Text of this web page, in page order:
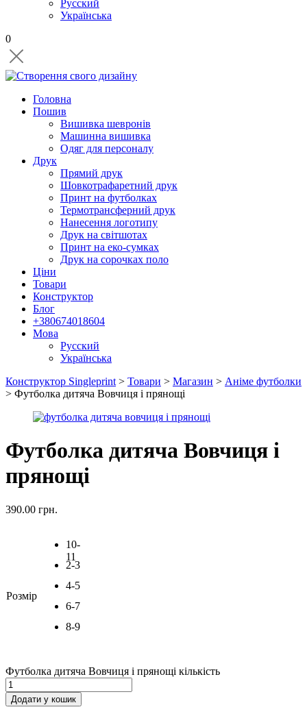
Русский
Українська
0
Головна
Пошив
Вишивка шевронів
Машинна вишивка
Одяг для персоналу
Друк
Прямий друк
Шовкотрафаретний друк
Принт на футболках
Термотрансферний друк
Нанесення логотипу
Друк на світшотах
Принт на еко-сумках
Друк на сорочках поло
Ціни
Товари
Конструктор
Блог
+380674018604
Мова
Русский
Українська
Конструктор Singleprint > Товари > Магазин > Аніме футболки
> Футболка дитяча Вовчиця і прянощі
Футболка дитяча Вовчиця і
прянощі
390.00 грн.
Розмір
10-
11
2-3
4-5
6-7
8-9
Футболка дитяча Вовчиця і прянощі кількість
Додати у кошик